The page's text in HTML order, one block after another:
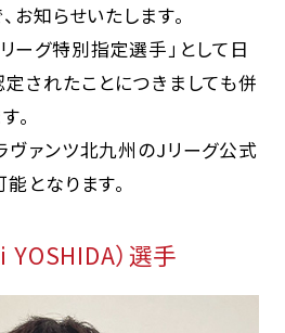
お知らせいたします。
ーグ特別指定選手」として日
されたことにつきましても併
。
ヴァンツ北九州のJリーグ公式
となります。
）選手